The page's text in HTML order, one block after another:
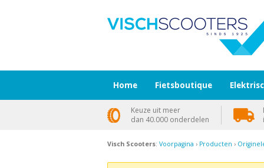
Visch Scooters: Voorpagina › Producten ›
Home Fietsboutique
Keuze uit meer
dan 40.000 onderdelen